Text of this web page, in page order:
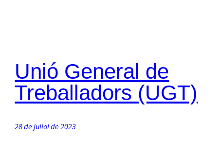
Unió General de
Treballadors (UGT)
28 de juliol de 2023